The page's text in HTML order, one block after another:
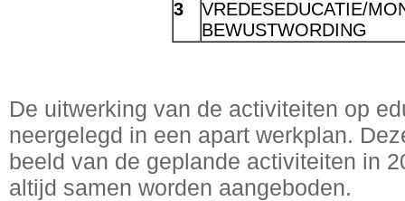
3 VREDESEDUCATIE/
BEWUSTWORDING
De uitwerking van de activiteiten op
neergelegd in een apart werkplan.
beeld van de geplande activiteiten in
altijd samen worden aangeboden.